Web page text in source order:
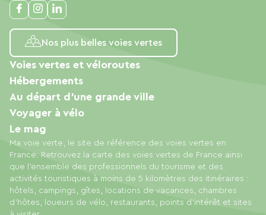
Nos plus belles voies vertes
Ma voie verte, le site de référence des voies vertes en
France. Retrouvez la carte des voies vertes de France ainsi
que l'ensemble des professionnels du tourisme et des
activités touristiques à moins de 5 kilomètres des itinéraires :
hôtels, campings, gîtes, locations de vacances, chambres
d'hôtes, loueurs de vélo, restaurants, points d'intérêt et sites
Voies vertes et véloroutes
Hébergements
Au départ d'une grande ville
Voyager à vélo
Le mag